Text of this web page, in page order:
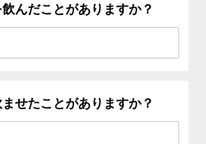
んだことがありますか？
せたことがありますか？